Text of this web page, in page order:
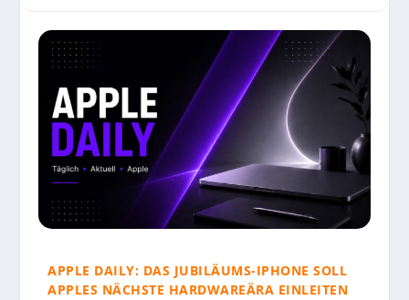
APPLE DAILY: DAS JUBILÄUMS-IPHONE SOLL
APPLES NÄCHSTE HARDWAREÄRA EINLEITEN